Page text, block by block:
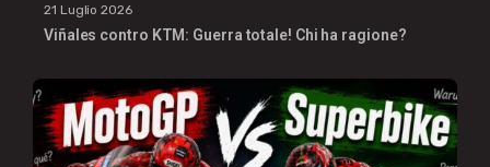
21 Luglio 2026
Viñales contro KTM: Guerra totale! Chi ha ragione?